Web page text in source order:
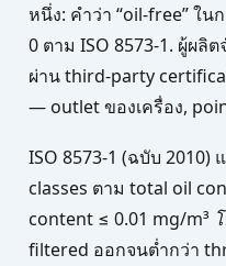
หนึ่ง: คำว่า “oil-free” ใน
0 ตาม ISO 8573-1. ผู้ผลิ
ผ่าน third-party
— outlet ของเครื่อง,
ISO 8573-1 (ฉบับ
classes ตาม total oil
content ≤ 0.01 mg/m³
filtered ออกจนต่ำกว่า